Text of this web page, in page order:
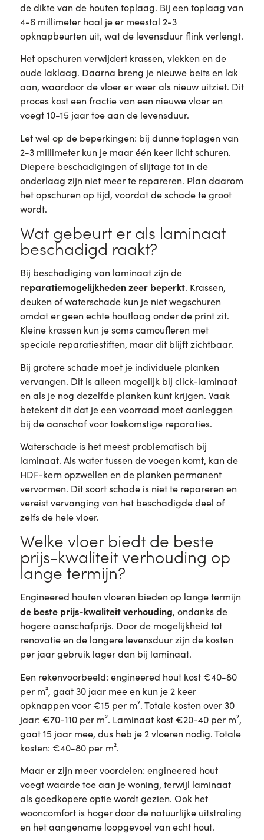
de dikte van de houten toplaag. Bij een toplaag van
4-6 millimeter haal je er meestal 2-3
opknapbeurten uit, wat de levensduur flink verlengt.
Het opschuren verwijdert krassen, vlekken en de
oude laklaag. Daarna breng je nieuwe beits en lak
aan, waardoor de vloer er weer als nieuw uitziet. Dit
proces kost een fractie van een nieuwe vloer en
voegt 10-15 jaar toe aan de levensduur.
Let wel op de beperkingen: bij dunne toplagen van
2-3 millimeter kun je maar één keer licht schuren.
Diepere beschadigingen of slijtage tot in de
onderlaag zijn niet meer te repareren. Plan daarom
het opschuren op tijd, voordat de schade te groot
wordt.
Wat gebeurt er als laminaat
beschadigd raakt?
Bij beschadiging van laminaat zijn de
reparatiemogelijkheden zeer beperkt. Krassen,
deuken of waterschade kun je niet wegschuren
omdat er geen echte houtlaag onder de print zit.
Kleine krassen kun je soms camoufleren met
speciale reparatiestiften, maar dit blijft zichtbaar.
Bij grotere schade moet je individuele planken
vervangen. Dit is alleen mogelijk bij click-laminaat
en als je nog dezelfde planken kunt krijgen. Vaak
betekent dit dat je een voorraad moet aanleggen
bij de aanschaf voor toekomstige reparaties.
Waterschade is het meest problematisch bij
laminaat. Als water tussen de voegen komt, kan de
HDF-kern opzwellen en de planken permanent
vervormen. Dit soort schade is niet te repareren en
vereist vervanging van het beschadigde deel of
zelfs de hele vloer.
Welke vloer biedt de beste
prijs-kwaliteit verhouding op
lange termijn?
Engineered houten vloeren bieden op lange termijn
de beste prijs-kwaliteit verhouding, ondanks de
hogere aanschafprijs. Door de mogelijkheid tot
renovatie en de langere levensduur zijn de kosten
per jaar gebruik lager dan bij laminaat.
Een rekenvoorbeeld: engineered hout kost €40-80
per m², gaat 30 jaar mee en kun je 2 keer
opknappen voor €15 per m². Totale kosten over 30
jaar: €70-110 per m². Laminaat kost €20-40 per m²,
gaat 15 jaar mee, dus heb je 2 vloeren nodig. Totale
kosten: €40-80 per m².
Maar er zijn meer voordelen: engineered hout
voegt waarde toe aan je woning, terwijl laminaat
als goedkopere optie wordt gezien. Ook het
wooncomfort is hoger door de natuurlijke uitstraling
en het aangename loopgevoel van echt hout.